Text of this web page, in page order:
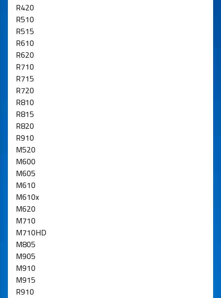
R420
R510
R515
R610
R620
R710
R715
R720
R810
R815
R820
R910
M520
M600
M605
M610
M610x
M620
M710
M710HD
M805
M905
M910
M915
R910